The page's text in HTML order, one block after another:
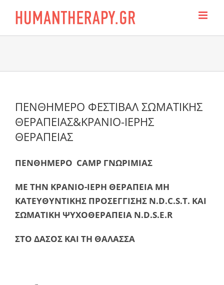
content
ΠΕΝΘΗΜΕΡΟ ΦΕΣΤΙΒΑΛ ΣΩΜΑΤΙΚΗΣ
ΘΕΡΑΠΕΙΑΣ&ΚΡΑΝΙΟ-ΙΕΡΗΣ
ΘΕΡΑΠΕΙΑΣ
ΠΕΝΘΗΜΕΡΟ CAMP ΓΝΩΡΙΜΙΑΣ
ΜΕ ΤΗΝ ΚΡΑΝΙΟ-ΙΕΡΗ ΘΕΡΑΠΕΙΑ ΜΗ
ΚΑΤΕΥΘΥΝΤΙΚΗΣ ΠΡΟΣΕΓΓΙΣΗΣ N.D.C.S.T. ΚΑΙ
ΣΩΜΑΤΙΚΗ ΨΥΧΟΘΕΡΑΠΕΙΑ N.D.S.E.R
ΣΤΟ ΔΑΣΟΣ ΚΑΙ ΤΗ ΘΑΛΑΣΣΑ